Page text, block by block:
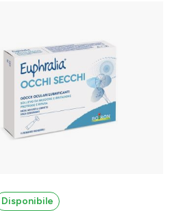
Disponibile